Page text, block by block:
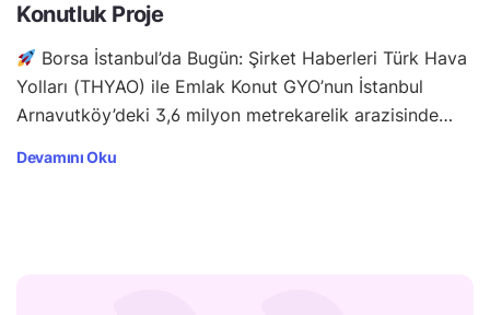
Konutluk Proje
Borsa İstanbul’da Bugün: Şirket Haberleri Türk Hava
Yolları (THYAO) ile Emlak Konut GYO’nun İstanbul
Arnavutköy’deki 3,6 milyon metrekarelik arazisinde…
Devamını Oku